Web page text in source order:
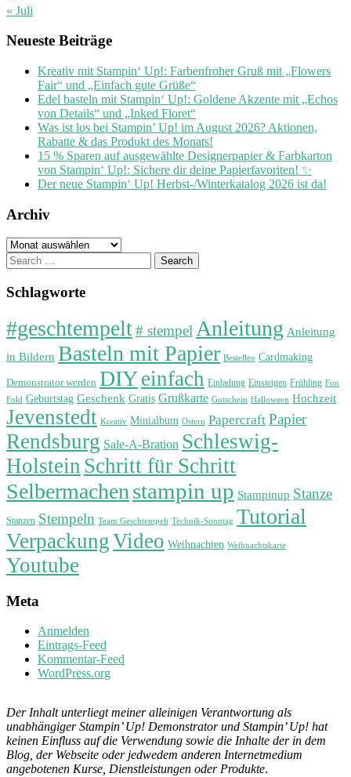
« Juli
Neueste Beiträge
Kreativ mit Stampin‘ Up!: Farbenfroher Gruß mit „Flowers
Fair“ und „Einfach gute Grüße“
Edel basteln mit Stampin‘ Up!: Goldene Akzente mit „Echos
von Details“ und „Inked Floret“
Was ist los bei Stampin’ Up! im August 2026? Aktionen,
Rabatte & das Produkt des Monats!
15 % Sparen auf ausgewählte Designerpapier & Farbkarton
von Stampin‘ Up!: Sichere dir deine Papierfavoriten! ✨
Der neue Stampin‘ Up! Herbst-/Winterkatalog 2026 ist da!
Archiv
Archiv
Search
for:
Schlagworte
#geschtempelt# stempel Anleitung Anleitung
in Bildern Basteln mit Papier Bestellen Cardmaking
Demonstrator werden DIYeinfach Einladung Einsteigen Frühling Fun
Fold Geburtstag Geschenk Gratis Grußkarte Gutschein Halloween Hochzeit
Jevenstedt Kreativ Minialbum Ostern Papercraft Papier
Rendsburg Sale-A-Bration Schleswig-
Holstein Schritt für Schritt
Selbermachen stampin up Stampinup Stanze
Stanzen Stempeln Team Geschtempelt Technik-Sonntag Tutorial
VerpackungVideo Weihnachten Weihnachtskarte
Youtube
Meta
Anmelden
Eintrags-Feed
Kommentar-Feed
WordPress.org
Der Inhalt unterliegt meiner alleinigen Verantwortung als
unabhängiger Stampin’ Up! Demonstrator und Stampin’ Up! hat
keinen Einfluss auf die Verwendung sowie die Inhalte der in dem
Blog, der Webseite oder jedwedem anderen Internetmedium
angebotenen Kurse, Dienstleistungen oder Produkte.